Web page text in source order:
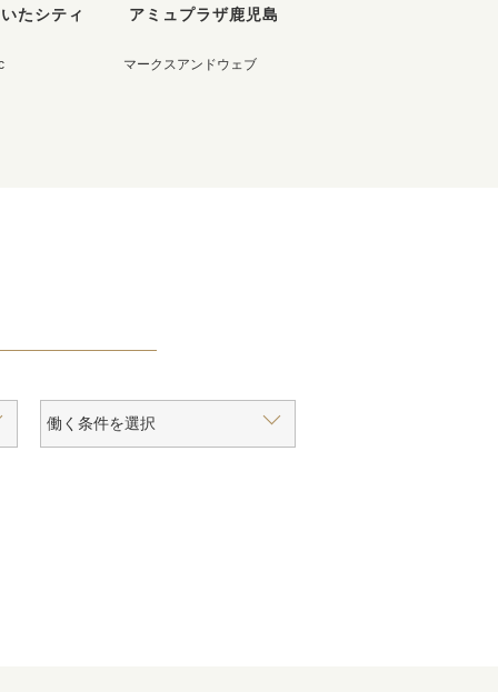
たシティ アミュプラザ鹿児島
マークスアンドウェブ